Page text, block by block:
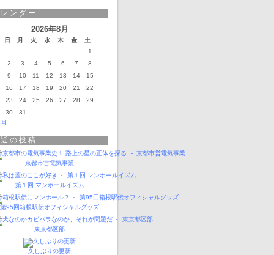
ンダー
2026年8月
日 月 火 水 木 金
土
1
2
3 4 5 6 7
8
9
10 11 12 13 14
15
16
17 18 19 20 21
22
23
24 25 26 27 28
29
30
31
の投稿
京都市営電気事業
第１回 マンホールイズム
第95回箱根駅伝オフィシャルグッズ
東京都区部
久しぶりの更新